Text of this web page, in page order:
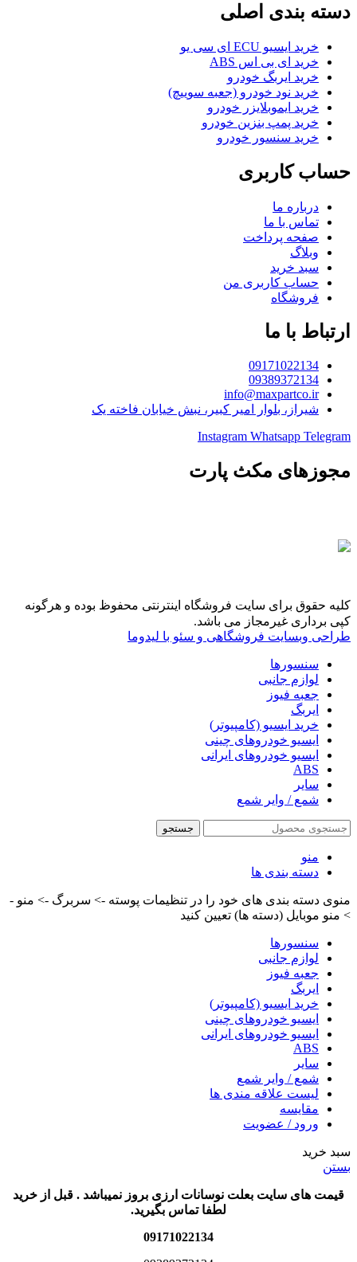
دسته بندی اصلی
خرید ایسیو ECU ای سی یو
خرید ای بی اس ABS
خرید ایربگ خودرو
خرید نود خودرو (جعبه سوییچ)
خرید ایموبلایزر خودرو
خرید پمپ بنزین خودرو
خرید سنسور خودرو
حساب کاربری
درباره ما
تماس با ما
صفحه پرداخت
وبلاگ
سبد خرید
حساب کاربری من
فروشگاه
ارتباط با ما
09171022134
09389372134
info@maxpartco.ir
شیراز، بلوار امیر کبیر، نبش خیابان فاخته یک
Instagram Whatsapp Telegram
مجوزهای مکث پارت
کلیه حقوق برای سایت فروشگاه اینترنتی محفوظ بوده و هرگونه
کپی برداری غیرمجاز می باشد.
طراحی وبسایت فروشگاهی و سئو با لیدوما
سنسورها
لوازم جانبی
جعبه فیوز
ایربگ
خرید ایسیو (کامپیوتر)
ایسیو خودروهای چینی
ایسیو خودروهای ایرانی
ABS
سایر
شمع / وایر شمع
جستجو
منو
دسته بندی ها
منوی دسته بندی های خود را در تنظیمات پوسته -> سربرگ -> منو -
> منو موبایل (دسته ها) تعیین کنید
سنسورها
لوازم جانبی
جعبه فیوز
ایربگ
خرید ایسیو (کامپیوتر)
ایسیو خودروهای چینی
ایسیو خودروهای ایرانی
ABS
سایر
شمع / وایر شمع
لیست علاقه مندی ها
مقایسه
ورود / عضویت
سبد خرید
بستن
قیمت های سایت بعلت نوسانات ارزی بروز نمیباشد . قبل از خرید
لطفا تماس بگیرید.
09171022134